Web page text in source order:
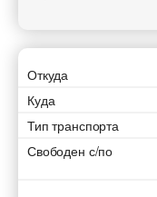
Откуда
Куда
Тип транспорта
Свободен с/по